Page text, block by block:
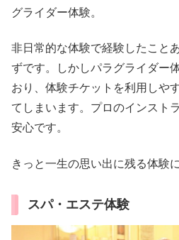
グライダー体験。
非日常的な体験で経験したこと
ずです。しかしパラグライダー
おり、体験チケットを利用しや
てしまいます。プロのインスト
安心です。
きっと一生の思い出に残る体験
スパ・エステ体験